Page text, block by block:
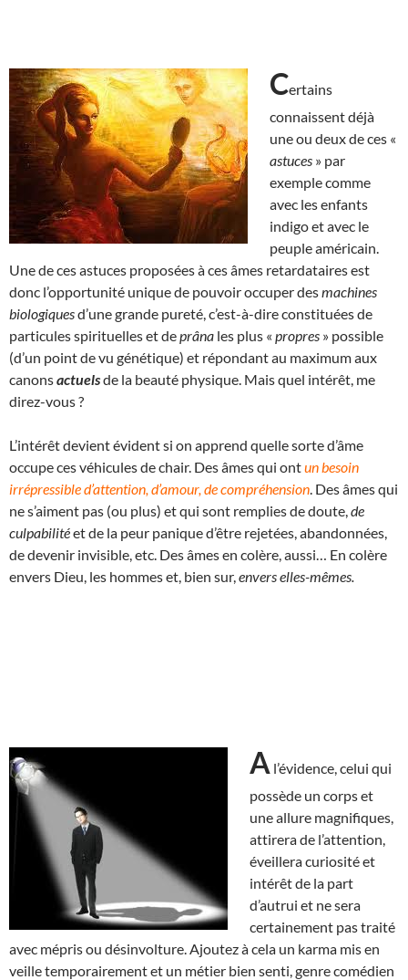
Certains
connaissent déjà
une ou deux de ces «
astuces » par
exemple comme
avec les enfants
indigo et avec le
peuple américain.
Une de ces astuces proposées à ces âmes retardataires est
donc l’opportunité unique de pouvoir occuper desmachines
biologiquesd’une grande pureté, c’est-à-dire constituées de
particules spirituelles et deprâna les plus « propres » possible
(d’un point de vu génétique) et répondant au maximum aux
canonsactuelsde la beauté physique. Mais quel intérêt, me
direz-vous ?
L’intérêt devient évident si on apprend quelle sorte d’âme
occupe ces véhicules de chair. Des âmes qui ontun besoin
irrépressible d’attention, d’amour, de compréhension . Des âmes qui
ne s’aiment pas (ou plus) et qui sont remplies de doute, de
culpabilitéet de la peur panique d’être rejetées, abandonnées,
de devenir invisible, etc. Des âmes en colère, aussi… En colère
envers Dieu, les hommes et, bien sur, envers elles-mêmes.
A l’évidence, celui qui
possède un corps et
une allure magnifiques,
attirera de l’attention,
éveillera curiosité et
intérêt de la part
d’autrui et ne sera
certainement pas traité
avec mépris ou désinvolture. Ajoutez à cela un karma mis en
veille temporairement et un métier bien senti, genre comédien